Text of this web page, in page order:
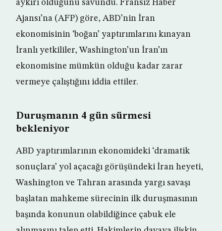
aykırı olduğunu savundu. Fransız Haber
Ajansı’na (AFP) göre, ABD’nin İran
ekonomisinin ‘boğan’ yaptırımlarını kınayan
İranlı yetkililer, Washington’un İran’ın
ekonomisine mümkün olduğu kadar zarar
vermeye çalıştığını iddia ettiler.
Duruşmanın 4 gün sürmesi
bekleniyor
ABD yaptırımlarının ekonomideki ‘dramatik
sonuçlara’ yol açacağı görüşündeki İran heyeti,
Washington ve Tahran arasında yargı savaşı
başlatan mahkeme sürecinin ilk duruşmasının
başında konunun olabildiğince çabuk ele